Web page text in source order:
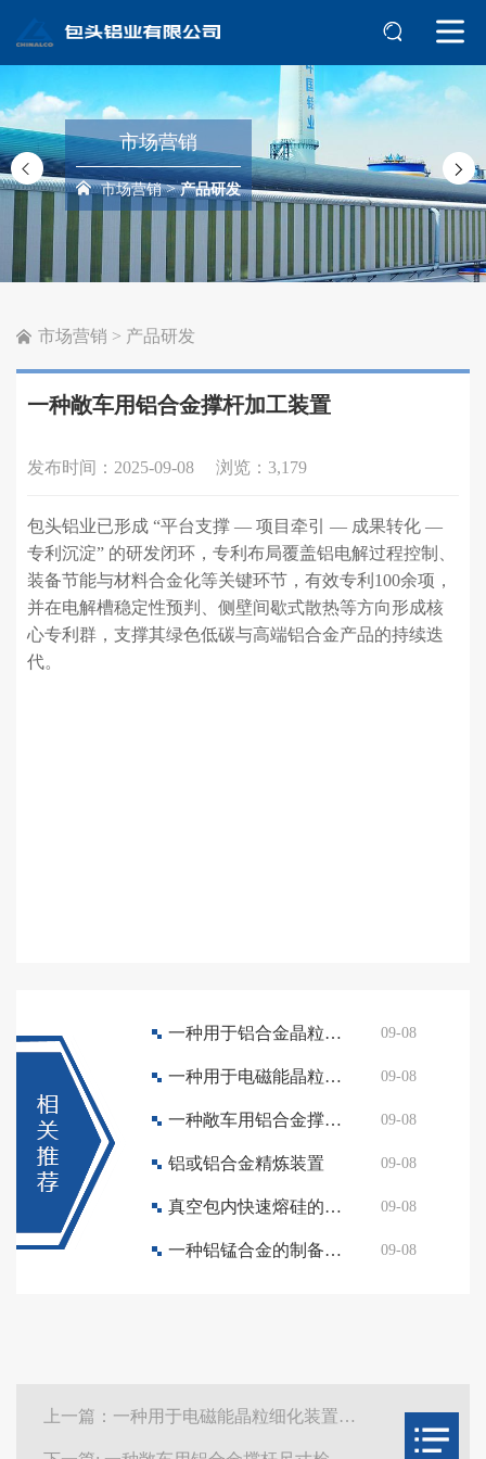
市场营销
市场营销>产品研发
市场营销 > 产品研发
一种敞车用铝合金撑杆加工装置
发布时间：2025-09-08 浏览：3,179
包头铝业已形成 “平台支撑 — 项目牵引 — 成果转化 —
专利沉淀” 的研发闭环，专利布局覆盖铝电解过程控制、
装备节能与材料合金化等关键环节，有效专利100余项，
并在电解槽稳定性预判、侧壁间歇式散热等方向形成核
心专利群，支撑其绿色低碳与高端铝合金产品的持续迭
代。
一种用于铝合金晶粒细化电磁能缓冲流槽装置 09-08
一种用于电磁能晶粒细化装置的升降机构 09-08
一种敞车用铝合金撑杆尺寸检测装置 09-08
铝或铝合金精炼装置 09-08
真空包内快速熔硅的铝硅合金化方法 09-08
一种铝锰合金的制备方法 09-08
上一篇：一种用于电磁能晶粒细化装置的升降机构